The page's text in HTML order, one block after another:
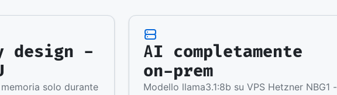
design -
solo durante
AI completamente
on-prem
Modello llama3.1:8b su VPS Hetzner NBG1 -